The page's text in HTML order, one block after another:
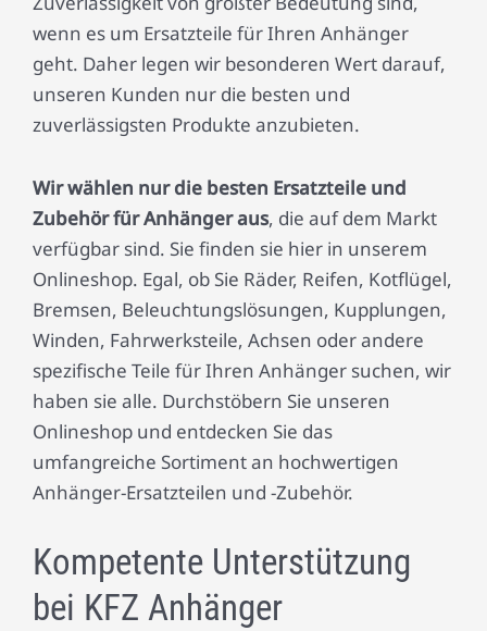
wenn es um Ersatzteile für Ihren Anhänger
geht. Daher legen wir besonderen Wert darauf,
unseren Kunden nur die besten und
zuverlässigsten Produkte anzubieten.
Wir wählen nur die besten Ersatzteile und
Zubehör für Anhänger aus, die auf dem Markt
verfügbar sind. Sie finden sie hier in unserem
Onlineshop. Egal, ob Sie Räder, Reifen, Kotflügel,
Bremsen, Beleuchtungslösungen, Kupplungen,
Winden, Fahrwerksteile, Achsen oder andere
spezifische Teile für Ihren Anhänger suchen, wir
haben sie alle. Durchstöbern Sie unseren
Onlineshop und entdecken Sie das
umfangreiche Sortiment an hochwertigen
Anhänger-Ersatzteilen und -Zubehör.
Kompetente Unterstützung
bei KFZ Anhänger